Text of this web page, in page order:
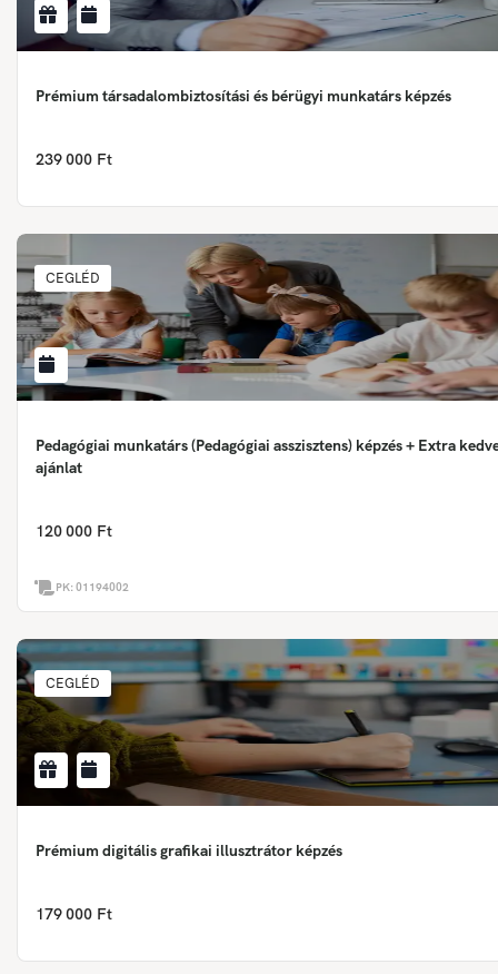
Prémium társadalombiztosítási és bérügyi munkatárs képzés
239 000 Ft
CEGLÉD
Pedagógiai munkatárs (Pedagógiai asszisztens) képzés + Extra
ajánlat
120 000 Ft
PK:01194002
CEGLÉD
Prémium digitális grafikai illusztrátor képzés
179 000 Ft